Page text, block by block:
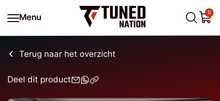
Menu
0
Terug naar het overzicht
Deel dit product